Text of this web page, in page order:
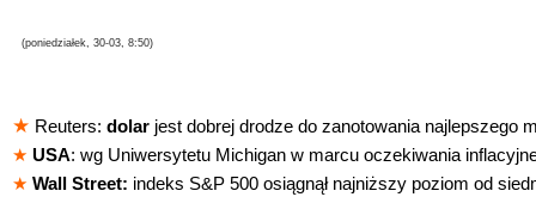
(poniedziałek, 30-03, 8:50)
★ Reuters: dolar jest dobrej drodze do zanotowania najlepszego
★ USA: wg Uniwersytetu Michigan w marcu oczekiwania
★ Wall Street: indeks S&P 500 osiągnął najniższy poziom od